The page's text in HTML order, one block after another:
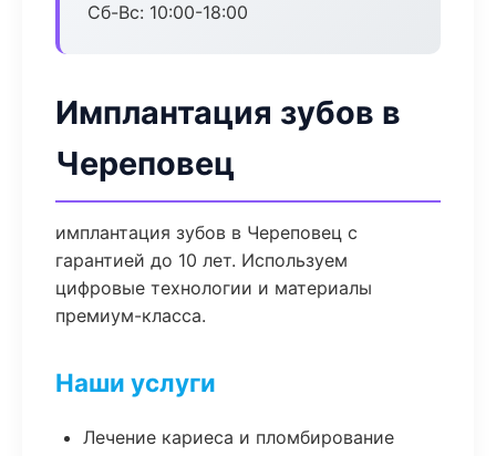
Сб-Вс: 10:00-18:00
Имплантация зубов в
Череповец
имплантация зубов в Череповец с
гарантией до 10 лет. Используем
цифровые технологии и материалы
премиум-класса.
Наши услуги
Лечение кариеса и пломбирование